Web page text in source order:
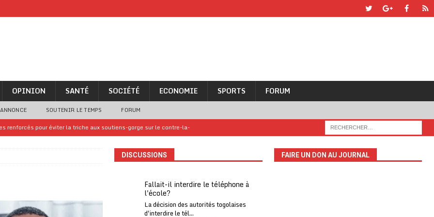
OPINION SANTÉ SOCIÉTÉ ECONOMIE SPORTS FORUM
SOUTENIR LE TEMPS FORUM
renforcés pour éviter la triche aux soutiens-gorge sur le contre-la-
confirme sa présence à la fête nationale
A LA UNE
jours de congés en Grèce
billet de loterie gagnant que son propriétaire avait envoyé à un proche
DISCUSSIONS
Fallait-il interdire le téléphone à
l'école?
La décision des autorités togolaises
d'interdire le tél...
FAIRE UN DON AU JOURNAL